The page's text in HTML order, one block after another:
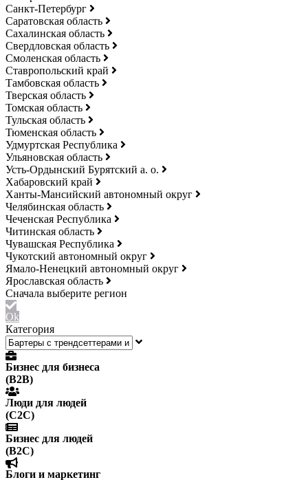
Санкт-Петербург
Саратовская область
Сахалинская область
Свердловская область
Смоленская область
Ставропольский край
Тамбовская область
Тверская область
Томская область
Тульская область
Тюменская область
Удмуртская Республика
Ульяновская область
Усть-Ордынский Бурятский а. о.
Хабаровский край
Ханты-Мансийский автономный округ
Челябинская область
Чеченская Республика
Читинская область
Чувашская Республика
Чукотский автономный округ
Ямало-Ненецкий автономный округ
Ярославская область
Ok
Категория
Бизнес для бизнеса
(B2B)
Люди для людей
(С2С)
Бизнес для людей
(B2C)
Блоги и маркетинг